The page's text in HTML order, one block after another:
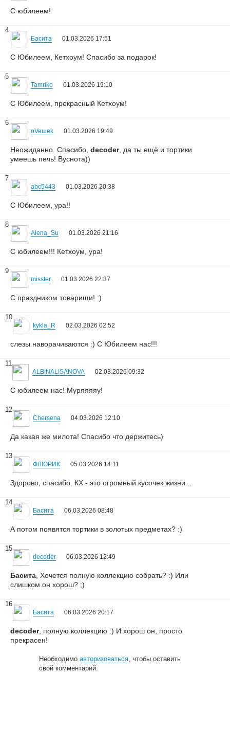
С юбилеем!
4
Басита 01.03.2026 17:51
С Юбилеем, Кетхоум! Спасибо за подарок!
5
Tamriko 01.03.2026 19:10
С Юбилеем, прекрасный Кетхоум!
6
oVeшеk 01.03.2026 19:49
Неожиданно. Спасибо, decoder, да ты ещё и тортики
умеешь печь! Вуснота))
7
abc5443 01.03.2026 20:38
С Юбилеем, ура!!
8
Alena_Su 01.03.2026 21:16
С юбилеем!!! Кетхоум, ура!
9
misster 01.03.2026 22:37
С праздником товарищи! :)
10
kykla_R 02.03.2026 02:52
слезы наворачиваются :) С Юбилеем нас!!!
11
ALBINALISANOVA 02.03.2026 09:32
С юбилеем нас! Муряяяяу!
12
Chersena 04.03.2026 12:10
Да какая же милота! Спасибо что держитесь)
13
ФЛЮРИК 05.03.2026 14:11
Здорово, спасибо. КХ - это огромный кусочек жизни...
14
Басита 06.03.2026 08:48
А потом появятся тортики в золотых предметах? :)
15
decoder 06.03.2026 12:49
Басита , Хочется полную коллекцию собрать? :) Или
слишком он хорош? ;)
16
Басита 06.03.2026 20:17
decoder, полную коллекцию :) И хорош он, просто
прекрасен!
Необходимоавторизоваться, чтобы оставить
свой комментарий.